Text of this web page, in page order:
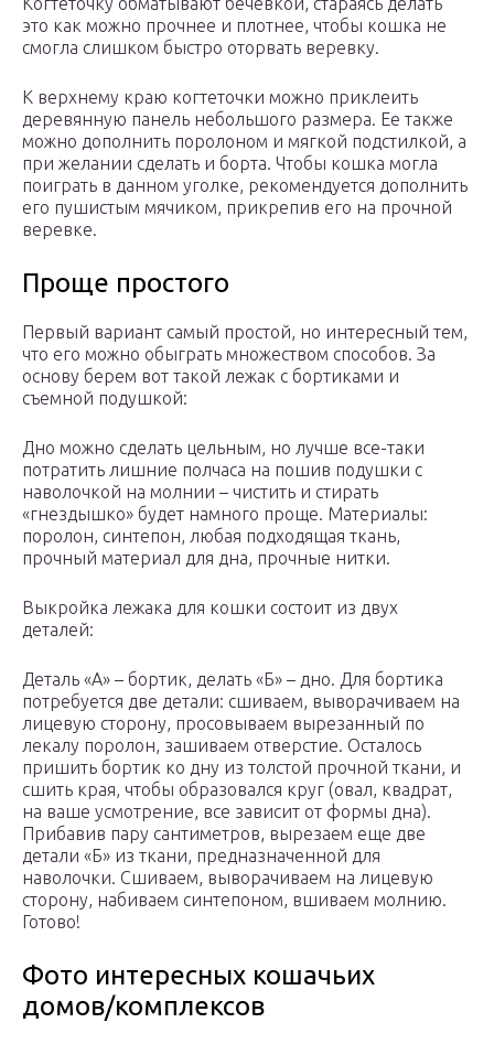
это как можно прочнее и плотнее, чтобы кошка не
смогла слишком быстро оторвать веревку.
К верхнему краю когтеточки можно приклеить
деревянную панель небольшого размера. Ее также
можно дополнить поролоном и мягкой подстилкой, а
при желании сделать и борта. Чтобы кошка могла
поиграть в данном уголке, рекомендуется дополнить
его пушистым мячиком, прикрепив его на прочной
веревке.
Проще простого
Первый вариант самый простой, но интересный тем,
что его можно обыграть множеством способов. За
основу берем вот такой лежак с бортиками и
съемной подушкой:
Дно можно сделать цельным, но лучше все-таки
потратить лишние полчаса на пошив подушки с
наволочкой на молнии – чистить и стирать
«гнездышко» будет намного проще. Материалы:
поролон, синтепон, любая подходящая ткань,
прочный материал для дна, прочные нитки.
Выкройка лежака для кошки состоит из двух
деталей:
Деталь «А» – бортик, делать «Б» – дно. Для бортика
потребуется две детали: сшиваем, выворачиваем на
лицевую сторону, просовываем вырезанный по
лекалу поролон, зашиваем отверстие. Осталось
пришить бортик ко дну из толстой прочной ткани, и
сшить края, чтобы образовался круг (овал, квадрат,
на ваше усмотрение, все зависит от формы дна).
Прибавив пару сантиметров, вырезаем еще две
детали «Б» из ткани, предназначенной для
наволочки. Сшиваем, выворачиваем на лицевую
сторону, набиваем синтепоном, вшиваем молнию.
Готово!
Фото интересных кошачьих
домов/комплексов